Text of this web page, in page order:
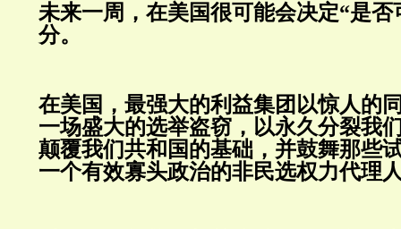
未来一周，在美国很可能会决定“是否
分。
在美国，最强大的利益集团以惊人的
一场盛大的选举盗窃，以永久分裂我
颠覆我们共和国的基础，并鼓舞那些
一个有效寡头政治的非民选权力代理